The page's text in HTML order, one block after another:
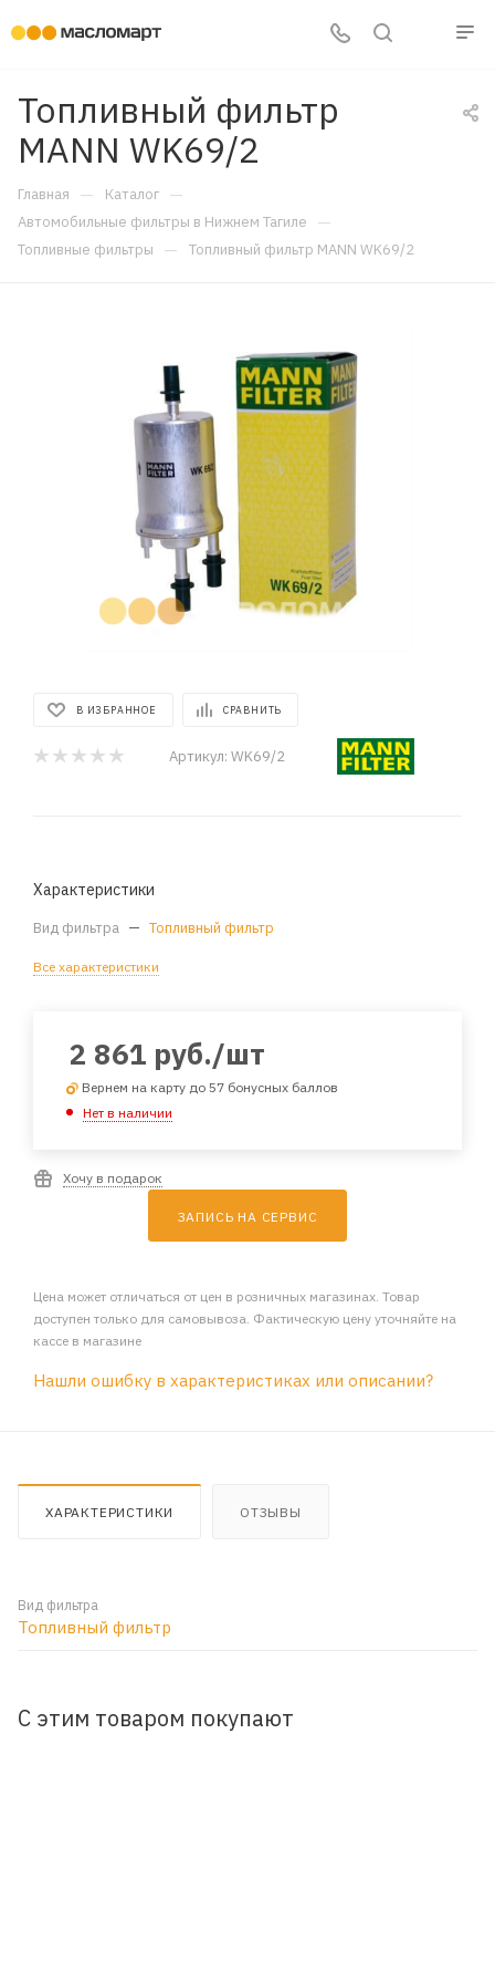
Топливный фильтр
MANN WK69/2
Главная — Каталог —
Автомобильные фильтры в Нижнем Тагиле —
Топливные фильтры — Топливный фильтр MANN WK69/2
В ИЗБРАННОЕ СРАВНИТЬ
Артикул: WK69/2
Характеристики
Вид фильтра — Топливный фильтр
Все характеристики
2 861 руб./шт
Вернем на карту до 57 бонусных баллов
Нет в наличии
Хочу в подарок
ЗАПИСЬ НА СЕРВИС
Цена может отличаться от цен в розничных магазинах. Товар
доступен только для самовывоза. Фактическую цену уточняйте на
кассе в магазине
Нашли ошибку в характеристиках или описании?
ХАРАКТЕРИСТИКИ ОТЗЫВЫ
Вид фильтра
Топливный фильтр
С этим товаром покупают